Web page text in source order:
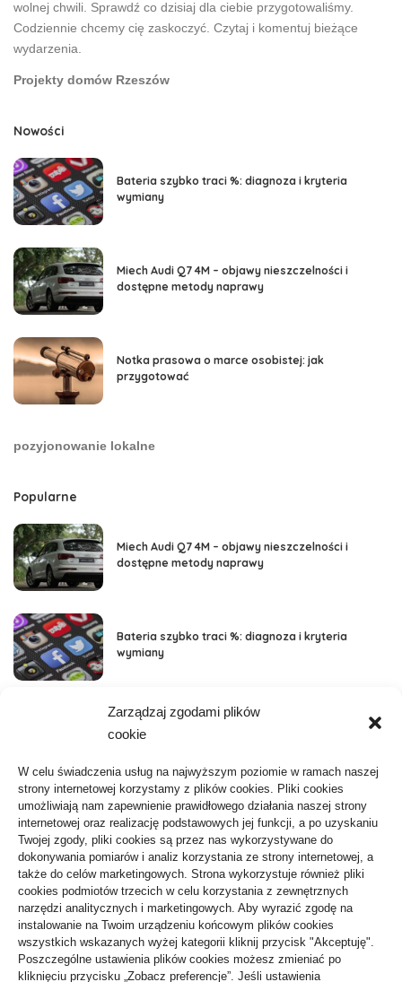
Zarządzaj zgodami plików
cookie
W celu świadczenia usług na najwyższym poziomie w ramach naszej
strony internetowej korzystamy z plików cookies. Pliki cookies
umożliwiają nam zapewnienie prawidłowego działania naszej strony
internetowej oraz realizację podstawowych jej funkcji, a po uzyskaniu
Twojej zgody, pliki cookies są przez nas wykorzystywane do
dokonywania pomiarów i analiz korzystania ze strony internetowej, a
także do celów marketingowych. Strona wykorzystuje również pliki
cookies podmiotów trzecich w celu korzystania z zewnętrznych
narzędzi analitycznych i marketingowych. Aby wyrazić zgodę na
instalowanie na Twoim urządzeniu końcowym plików cookies
wszystkich wskazanych wyżej kategorii kliknij przycisk "Akceptuję".
Poszczególne ustawienia plików cookies możesz zmieniać po
kliknięciu przycisku „Zobacz preferencje”. Jeśli ustawienia
wolnej chwili. Sprawdź co dzisiaj dla ciebie przygotowaliśmy.
Codziennie chcemy cię zaskoczyć. Czytaj i komentuj bieżące
wydarzenia.
Projekty domów Rzeszów
Nowości
Bateria szybko traci %: diagnoza i kryteria
wymiany
Miech Audi Q7 4M – objawy nieszczelności i
dostępne metody naprawy
Notka prasowa o marce osobistej: jak
przygotować
pozyjonowanie lokalne
Popularne
Miech Audi Q7 4M – objawy nieszczelności i
dostępne metody naprawy
Bateria szybko traci %: diagnoza i kryteria
wymiany
ARTYKUŁ SPONSOROWANY
Biznes, Finanse 61
Budownictwo, Przemysł
Dom, Ogród
Edukacja, Rozrywka
Inne